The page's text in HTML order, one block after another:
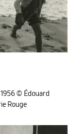
© Édouard
Rouge